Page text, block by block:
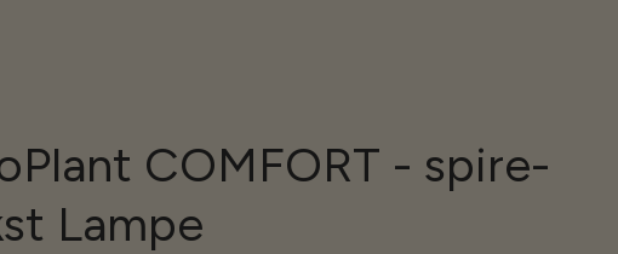
COMFORT - spire-
Lampe